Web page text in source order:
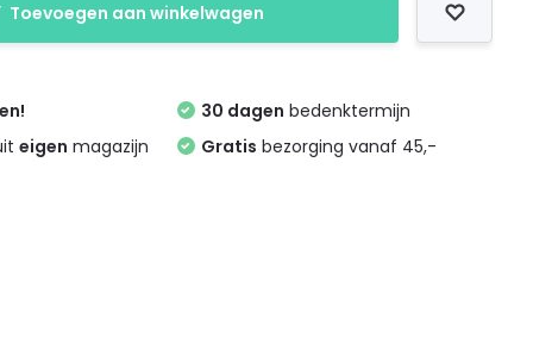
Toevoegen aan winkelwagen
eigen magazijn
30 dagen bedenktermijn
Gratis bezorging vanaf 45,-